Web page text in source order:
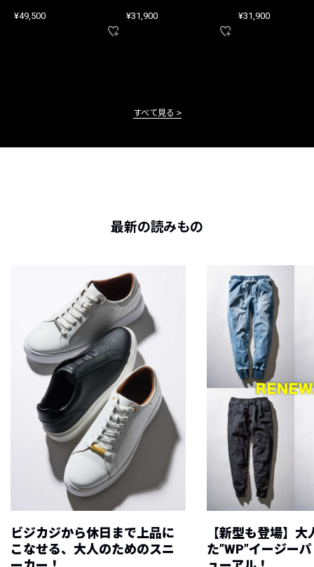
¥49,500 ¥31,900 ¥31,900
すべて見る
最新の読みもの
ビジカジから休日まで上品に
こなせる、大人のためのスニ
【新型も登場】大
た”WP”イージー